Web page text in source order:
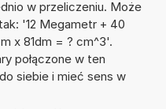
w przeliczeniu. Może
'12 Megametr + 40
x 81dm = ? cm^3'.
połączone w ten
siebie i mieć sens w